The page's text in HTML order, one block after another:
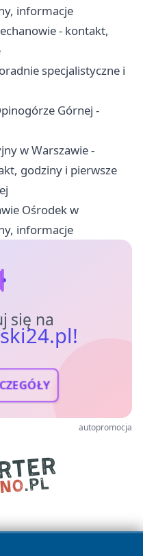
informacje
- kontakt,
specjalistyczne i
Górnej -
w Warszawie -
godziny i pierwsze
Ośrodek w
informacje
się na
autopromocja